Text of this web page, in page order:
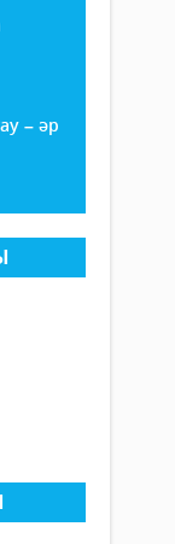
– әр